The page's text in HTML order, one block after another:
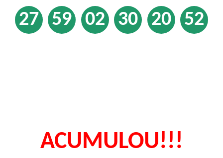
27 59 02 30 20 52
ACUMULOU!!!